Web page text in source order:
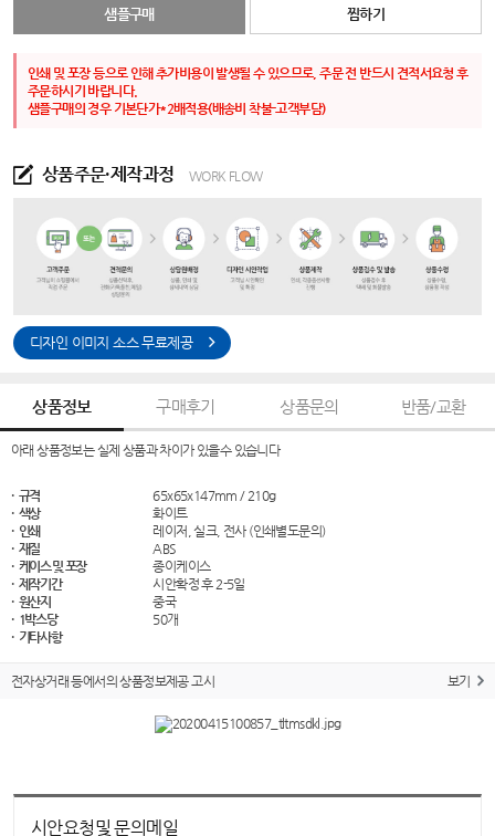
샘플구매 찜하기
인쇄 및 포장 등으로 인해 추가비용이 발생될 수 있으므로, 주문 전 반드시 견적서요청 후
주문하시기 바랍니다.
샘플구매의 경우 기본단가*2배적용(배송비 착불-고객부담)
상품주문·제작과정 WORK FLOW
디자인 이미지 소스 무료제공
상품정보 구매후기 상품문의 반품/교환
아래 상품정보는 실제 상품과 차이가 있을수 있습니다
· 규격
65x65x147mm / 210g
· 색상
화이트
· 인쇄
레이저, 실크, 전사 (인쇄별도문의)
· 재질
ABS
· 케이스 및 포장
종이케이스
· 제작기간
시안확정 후 2-5일
· 원산지
중국
· 1박스당
50개
· 기타사항
전자상거래 등에서의 상품정보제공 고시 보기
시안요청및 문의메일